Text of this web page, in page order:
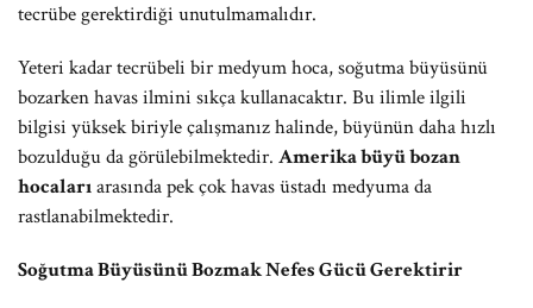
tecrübe gerektirdiği unutulmamalıdır.
Yeteri kadar tecrübeli bir medyum hoca, soğutma büyüsünü
bozarken havas ilmini sıkça kullanacaktır. Bu ilimle ilgili
bilgisi yüksek biriyle çalışmanız halinde, büyünün daha hızlı
bozulduğu da görülebilmektedir. Amerika büyü bozan
hocalarıarasında pek çok havas üstadı medyuma da
rastlanabilmektedir.
Soğutma Büyüsünü Bozmak Nefes Gücü Gerektirir